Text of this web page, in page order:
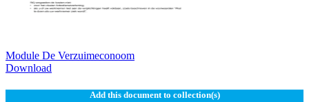
Module De Verzuimeconoom
Download
Add this document to collection(s)